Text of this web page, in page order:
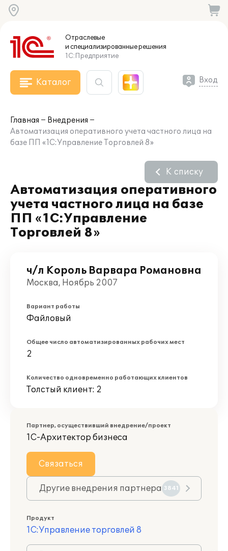
Отраслевые
и специализированныерешения
1С:Предприятие
Каталог Вход
Главная
Внедрения
Автоматизация оперативного учета частного лица на
базе ПП «1С:Управление Торговлей 8»
Автоматизация оперативного
учета частного лица на базе
ПП «1С:Управление
Торговлей 8»
К списку
ч/л Король Варвара Романовна
Москва, Ноябрь 2007
Вариант работы
Файловый
Общее число автоматизированных рабочих мест
2
Количество одновременно работающих клиентов
Толстый клиент: 2
Партнер, осуществивший внедрение/проект
1С-Архитектор бизнеса
Связаться
Другие внедрения партнера 3841
Продукт
1С:Управление торговлей 8